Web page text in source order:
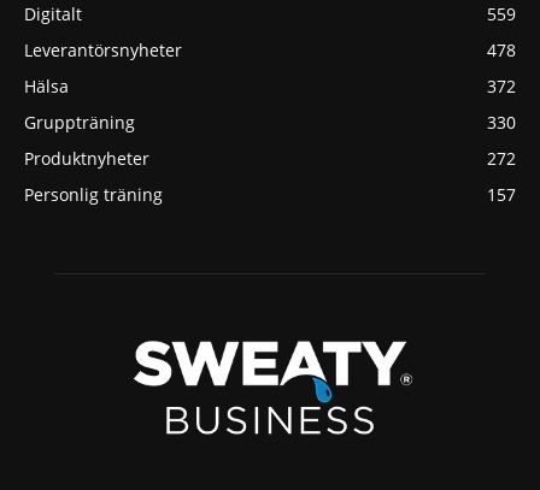
Digitalt
559
Leverantörsnyheter
478
Hälsa
372
Gruppträning
330
Produktnyheter
272
Personlig träning
157